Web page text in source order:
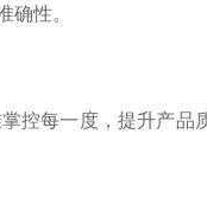
确性。
控每一度，提升产品